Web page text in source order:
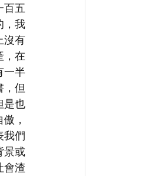
百五
，我
沒有
，在
一半
，但
是也
，
我們
景或
會渣